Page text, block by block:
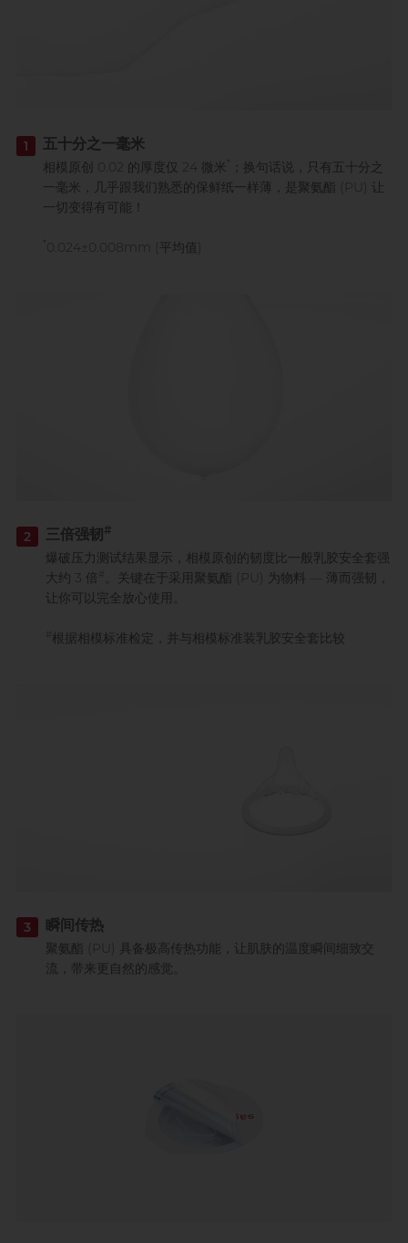
1 五十分之一毫米
相模原创 0.02 的厚度仅 24 微米
；换句话说，只有五十分之
一毫米，几乎跟我们熟悉的保鲜纸一样薄，是聚氨酯 (PU) 让
一切变得有可能！
0.024±0.008mm (平均值)
2 三倍强韧 #
爆破压力测试结果显示，相模原创的韧度比一般乳胶安全套强
大约 3 倍
。关键在于采用聚氨酯 (PU) 为物料 — 薄而强韧，
让你可以完全放心使用。
根据相模标准检定，并与相模标准装乳胶安全套比较
3 瞬间传热
聚氨酯 (PU) 具备极高传热功能，让肌肤的温度瞬间细致交
流，带来更自然的感觉。